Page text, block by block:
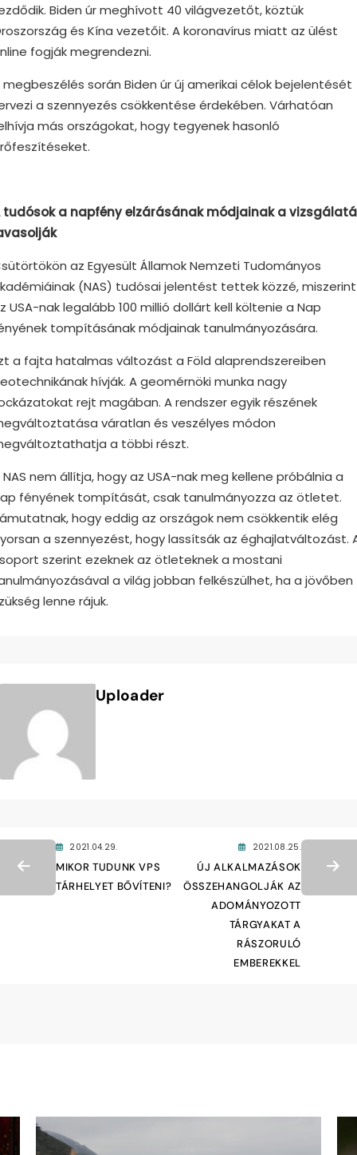
Biden úr meghívott 40 világvezetőt, köztük
és Kína vezetőit. A koronavírus miatt az ülést
fogják megrendezni.
megbeszélés során Biden úr új amerikai célok bejelentését
a szennyezés csökkentése érdekében. Várhatóan
más országokat, hogy tegyenek hasonló
tudósok a napfény elzárásának módjainak a
az Egyesült Államok Nemzeti Tudományos
(NAS) tudósai jelentést tettek közzé, miszerint
USA-nak legalább 100 millió dollárt kell költenie a Nap
tompításának módjainak tanulmányozására.
a fajta hatalmas változást a Föld alaprendszereiben
hívják. A geomérnöki munka nagy
rejt magában. A rendszer egyik részének
váratlan és veszélyes módon
a többi részt.
NAS nem állítja, hogy az USA-nak meg kellene próbálnia a
fényének tompítását, csak tanulmányozza az ötletet.
hogy eddig az országok nem csökkentik elég
a szennyezést, hogy lassítsák az éghajlatváltozást.
szerint ezeknek az ötleteknek a mostani
a világ jobban felkészülhet, ha a jövőben
lenne rájuk.
Uploader
2021.04.29.
MIKOR TUDUNK VPS
TÁRHELYET BŐVÍTENI?
2021.08.25.
ÚJ ALKALMAZÁSOK
ÖSSZEHANGOLJÁK AZ
ADOMÁNYOZOTT
TÁRGYAKAT A
RÁSZORULÓ
EMBEREKKEL